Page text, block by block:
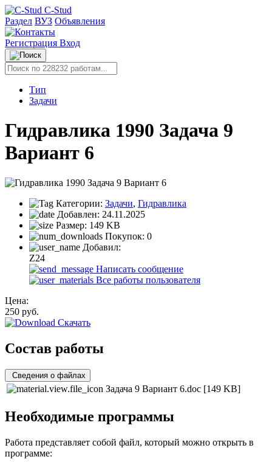
C-Stud
Раздел ВУЗ Объявления
Регистрация Вход
Тип
Задачи
Гидравлика 1990 Задача 9
Вариант 6
Категории: Задачи, Гидравлика
Добавлен: 24.11.2025
Размер: 149 KB
Покупок: 0
Добавил:
Z24
Написать сообщение
Все работы пользователя
Цена:
250 руб.
Скачать
Состав работы
Сведения о файлах
Задача 9 Вариант 6.doc [149 KB]
Необходимые программы
Работа представляет собой файл, который можно открыть в
программе: